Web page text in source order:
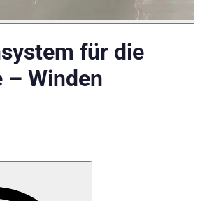
für die
– Winden